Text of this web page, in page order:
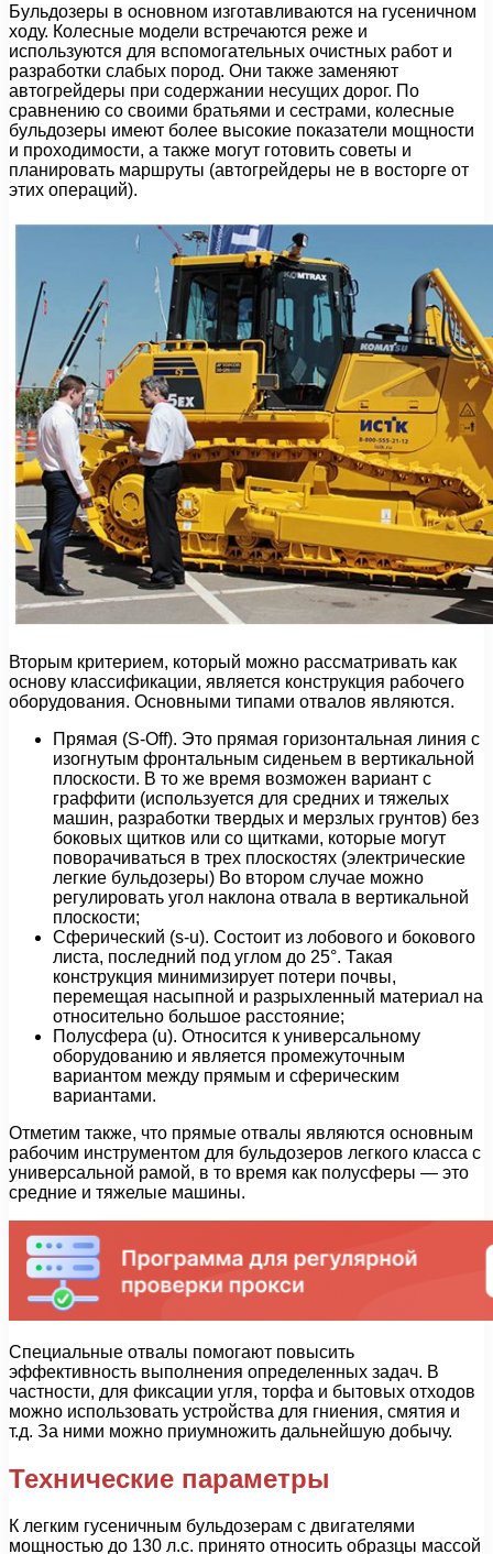
Бульдозеры в основном изготавливаются на гусеничном
ходу. Колесные модели встречаются реже и
используются для вспомогательных очистных работ и
разработки слабых пород. Они также заменяют
автогрейдеры при содержании несущих дорог. По
сравнению со своими братьями и сестрами, колесные
бульдозеры имеют более высокие показатели мощности
и проходимости, а также могут готовить советы и
планировать маршруты (автогрейдеры не в восторге от
этих операций).
Вторым критерием, который можно рассматривать как
основу классификации, является конструкция рабочего
оборудования. Основными типами отвалов являются.
Прямая (S-Off). Это прямая горизонтальная линия с
изогнутым фронтальным сиденьем в вертикальной
плоскости. В то же время возможен вариант с
граффити (используется для средних и тяжелых
машин, разработки твердых и мерзлых грунтов) без
боковых щитков или со щитками, которые могут
поворачиваться в трех плоскостях (электрические
легкие бульдозеры) Во втором случае можно
регулировать угол наклона отвала в вертикальной
плоскости;
Сферический (s-u). Состоит из лобового и бокового
листа, последний под углом до 25°. Такая
конструкция минимизирует потери почвы,
перемещая насыпной и разрыхленный материал на
относительно большое расстояние;
Полусфера (u). Относится к универсальному
оборудованию и является промежуточным
вариантом между прямым и сферическим
вариантами.
Отметим также, что прямые отвалы являются основным
рабочим инструментом для бульдозеров легкого класса с
универсальной рамой, в то время как полусферы — это
средние и тяжелые машины.
Специальные отвалы помогают повысить
эффективность выполнения определенных задач. В
частности, для фиксации угля, торфа и бытовых отходов
можно использовать устройства для гниения, смятия и
т.д. За ними можно приумножить дальнейшую добычу.
Технические параметры
К легким гусеничным бульдозерам с двигателями
мощностью до 130 л.с. принято относить образцы массой